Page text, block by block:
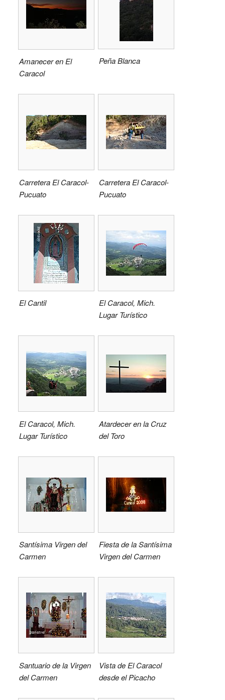
Amanecer en El
Caracol
Peña Blanca
Carretera El Caracol-
Pucuato
Carretera El Caracol-
Pucuato
El Cantil
El Caracol, Mich.
Lugar Turístico
El Caracol, Mich.
Lugar Turístico
Atardecer en la Cruz
del Toro
Santísima Virgen del
Carmen
Fiesta de la Santísima
Virgen del Carmen
Santuario de la Virgen
del Carmen
Vista de El Caracol
desde el Picacho